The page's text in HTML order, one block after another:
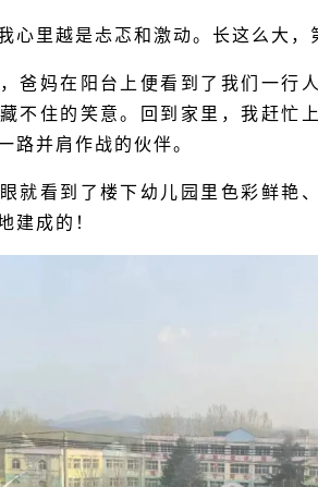
心里越是忐忑和激动。长这么大，
爸妈在阳台上便看到了我们一行
不住的笑意。回到家里，我赶忙
路并肩作战的伙伴。
就看到了楼下幼儿园里色彩鲜艳
建成的！